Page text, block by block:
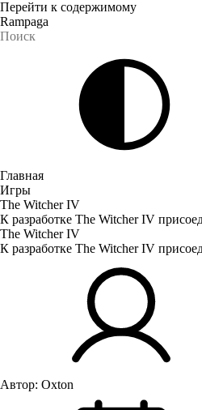
Перейти к содержимому
Rampaga
Главная
Игры
The Witcher IV
К разработке The Witcher IV
The Witcher IV
К разработке The Witcher IV
Автор: Oxton